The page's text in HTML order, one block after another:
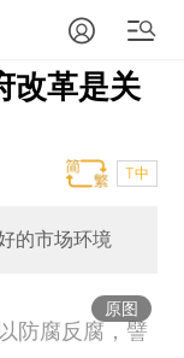
改革是关
T中
的市场环境
原图
防腐反腐，譬